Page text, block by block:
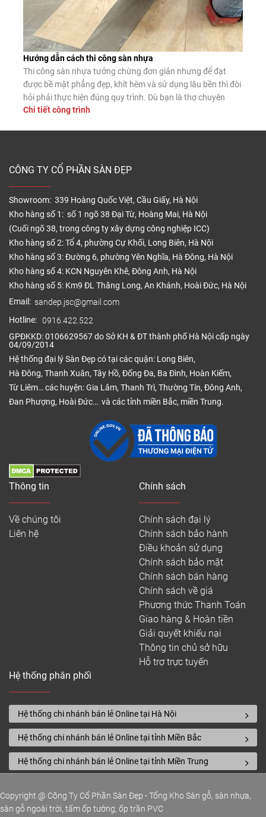
Hướng dẫn cách thi công sàn nhựa
Thi công sàn nhựa tưởng chừng đơn giản nhưng để đạt
được bề mặt phẳng đẹp, khít hèm và sử dụng lâu bền thì đòi
hỏi phải thực hiện đúng quy trình. Dù bạn là thợ chuyên
nghiệp hay tự lát tại nhà, nắm vững các bước lắp đặt chuẩn
Chi tiết công trình
CÔNG TY CỔ PHẦN SÀN ĐẸP
Showroom: 339 Hoàng Quốc Việt, Cầu Giấy, Hà Nội
Kho hàng số 1: số 1 ngõ 38 Đại Từ, Hoàng Mai, Hà Nội
(Cuối ngõ 38, trong công ty xây dựng công nghiệp ICC)
Kho hàng số 2: Tổ 4, phường Cự Khối, Long Biên, Hà Nội
Kho hàng số 3: Đường 6, phường Yên Nghĩa, Hà Đông, Hà Nội
Kho hàng số 4: KCN Nguyên Khê, Đông Anh, Hà Nội
Kho hàng số 5: Km9 ĐL Thăng Long, An Khánh, Hoài Đức, Hà Nội
Email: sandep.jsc@gmail.com
Hotline: 0916.422.522
GPĐKKD: 0106629567 do Sở KH & ĐT thành phố Hà Nội cấp ngày
04/09/2014
Hệ thống đại lý Sàn Đẹp có tại các quận: Long Biên,
Hà Đông, Thanh Xuân, Tây Hồ, Đống Đa, Ba Đình, Hoàn Kiếm,
Từ Liêm… các huyện: Gia Lâm, Thanh Trì, Thường Tín, Đông Anh,
Đan Phượng, Hoài Đức… và các tỉnh miền Bắc, miền Trung.
Thông tin
Về chúng tôi
Liên hệ
Chính sách
Chính sách đại lý
Chính sách bảo hành
Điều khoản sử dụng
Chính sách bảo mật
Chính sách bán hàng
Chính sách về giá
Phương thức Thanh Toán
Giao hàng & Hoàn tiền
Giải quyết khiếu nại
Thông tin chủ sở hữu
Hỗ trợ trực tuyến
Hệ thống phân phối
Hệ thống chi nhánh bán lẻ Online tại Hà Nội
Hệ thống chi nhánh bán lẻ Online tại tỉnh Miền Bắc
Hệ thống chi nhánh bán lẻ Online tại tỉnh Miền Trung
Copyright @ Công Ty Cổ Phần Sàn Đẹp - Tổng Kho Sàn gỗ, sàn nhựa,
sàn gỗ ngoài trời, tấm ốp tường, ốp trần PVC